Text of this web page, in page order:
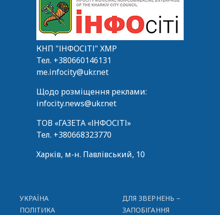
КНП "ІНФОСІТІ" ХМР
Тел. +380660146131
me.infocity@ukr.net
Щодо розміщення реклами:
infocity.news@ukr.net
ТОВ «ГАЗЕТА «ІНФОСІТІ»
Тел. +380668323770
Харків, м-н. Павлівський, 10
УКРАЇНА
ПОЛІТИКА
ДЛЯ ЗВЕРНЕНЬ –
ЗАПОБІГАННЯ